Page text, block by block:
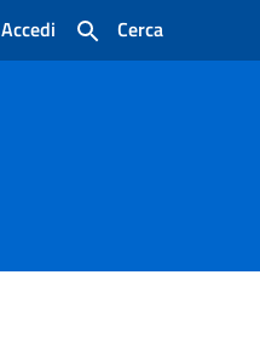
Cerca
Accedi